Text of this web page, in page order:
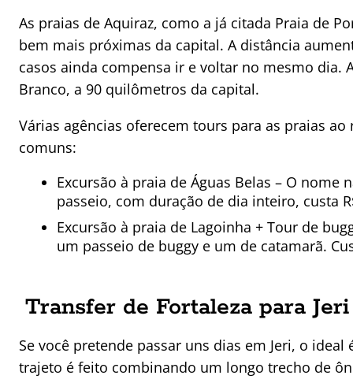
As praias de Aquiraz, como a já citada Praia de
bem mais próximas da capital. A distância
casos ainda compensa ir e voltar no mesmo dia.
Branco, a 90 quilômetros da capital.
Várias agências oferecem tours para as praias
comuns:
Excursão à praia de Águas Belas – O
passeio, com duração de dia inteiro, custa
Excursão à praia de Lagoinha + Tour de
um passeio de buggy e um de catamarã.
Transfer de Fortaleza para Jeri
Se você pretende passar uns dias em Jeri, o
trajeto é feito combinando um longo trecho de